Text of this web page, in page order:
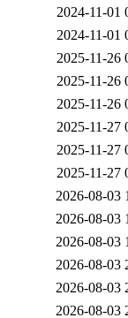
2024-11-01
2024-11-01
2025-11-26
2025-11-26
2025-11-26
2025-11-27
2025-11-27
2025-11-27
2026-08-03
2026-08-03
2026-08-03
2026-08-03
2026-08-03
2026-08-03